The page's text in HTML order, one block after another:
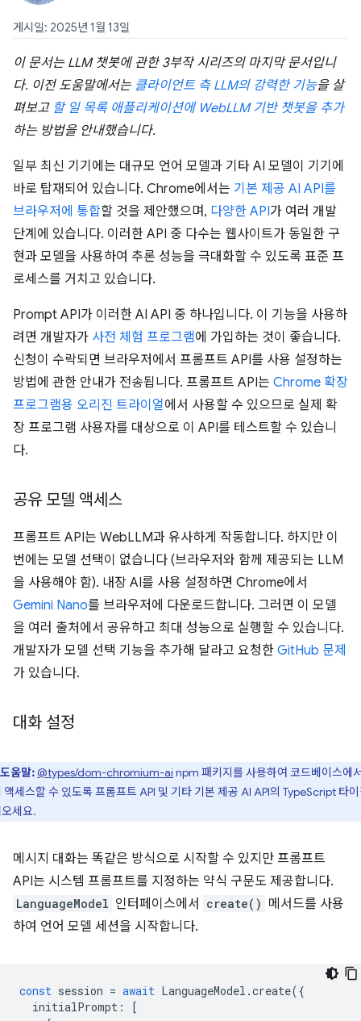
게시일: 2025년 1월 13일
이 문서는 LLM 챗봇에 관한 3부작 시리즈의 마지막 문서입니
다. 이전 도움말에서는 클라이언트 측 LLM의 강력한 기능을 살
펴보고 할 일 목록 애플리케이션에 WebLLM 기반 챗봇을 추가
하는 방법을 안내했습니다.
일부 최신 기기에는 대규모 언어 모델과 기타 AI 모델이 기기에
바로 탑재되어 있습니다. Chrome에서는 기본 제공 AI API를
브라우저에 통합할 것을 제안했으며, 다양한 API가 여러 개발
단계에 있습니다. 이러한 API 중 다수는 웹사이트가 동일한 구
현과 모델을 사용하여 추론 성능을 극대화할 수 있도록 표준 프
로세스를 거치고 있습니다.
Prompt API가 이러한 AI API 중 하나입니다. 이 기능을 사용하
려면 개발자가 사전 체험 프로그램에 가입하는 것이 좋습니다.
신청이 수락되면 브라우저에서 프롬프트 API를 사용 설정하는
방법에 관한 안내가 전송됩니다. 프롬프트 API는 Chrome 확장
프로그램용 오리진 트라이얼에서 사용할 수 있으므로 실제 확
장 프로그램 사용자를 대상으로 이 API를 테스트할 수 있습니
다.
공유 모델 액세스
프롬프트 API는 WebLLM과 유사하게 작동합니다. 하지만 이
번에는 모델 선택이 없습니다 (브라우저와 함께 제공되는 LLM
을 사용해야 함). 내장 AI를 사용 설정하면 Chrome에서
Gemini Nano를 브라우저에 다운로드합니다. 그러면 이 모델
을 여러 출처에서 공유하고 최대 성능으로 실행할 수 있습니다.
개발자가 모델 선택 기능을 추가해 달라고 요청한 GitHub 문제
가 있습니다.
대화 설정
도움말:@types/dom-chromium-ai npm 패키지를 사용하여 코드베이스에
액세스할 수 있도록 프롬프트 API 및 기타 기본 제공 AI API의 TypeScript 타
세요.
메시지 대화는 똑같은 방식으로 시작할 수 있지만 프롬프트
API는 시스템 프롬프트를 지정하는 약식 구문도 제공합니다.
LanguageModel 인터페이스에서 create() 메서드를 사용
하여 언어 모델 세션을 시작합니다.
const session = await LanguageModel .create({
initialPrompt :
[